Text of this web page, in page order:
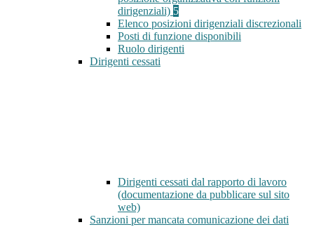
dirigenziali) 5
Elenco posizioni dirigenziali discrezionali
Posti di funzione disponibili
Ruolo dirigenti
Dirigenti cessati
Dirigenti cessati dal rapporto di lavoro
(documentazione da pubblicare sul sito
web)
Sanzioni per mancata comunicazione dei dati